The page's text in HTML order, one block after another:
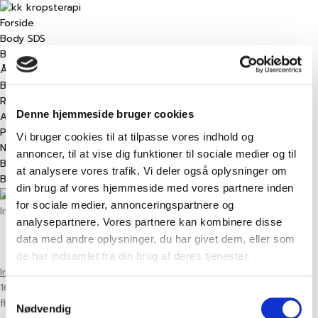
Denne hjemmeside bruger cookies
Vi bruger cookies til at tilpasse vores indhold og
annoncer, til at vise dig funktioner til sociale medier og til
at analysere vores trafik. Vi deler også oplysninger om
din brug af vores hjemmeside med vores partnere inden
for sociale medier, annonceringspartnere og
analysepartnere. Vores partnere kan kombinere disse
data med andre oplysninger, du har givet dem, eller som
de har indsamlet fra din brug af deres tjenester.
Samtykkevalg
Nødvendig
Gå
til
indholdet
Forside
Body SDS
Behandling
Åndedrætstræning
Body Session
Retreats, Morten
Anbefalinger
Praktisk info
Nyheder
Behandlere & kontakt
Book
Infoaften om Piskesmæld
04/02/2016
- 08:04
Infoaften om Piskesmæld
16.000 danskere bliver hvert år ramt af piskesmæld. Langt de
fleste som følge af trafikuheld med påkørsel i bil bagfra.